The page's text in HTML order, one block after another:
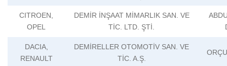
CITROEN,
OPEL
DEMİR İNŞAAT MİMARLIK SAN. VE
TİC. LTD. ŞTİ.
DACIA,
RENAULT
DEMİRELLER OTOMOTİV SAN. VE
TİC. A.Ş.